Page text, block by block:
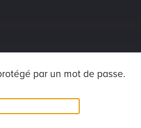
par un mot de passe.